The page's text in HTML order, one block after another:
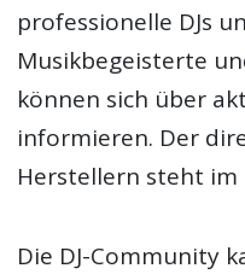
professionelle DJs
Musikbegeisterte
können sich über
informieren. Der
Herstellern steht
Die DJ-Community